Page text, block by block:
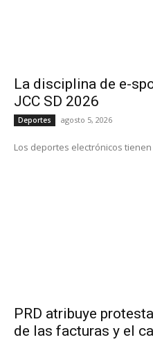
La disciplina de e-
JCC SD 2026
Deportes agosto 5, 2026
Los deportes electrónicos
PRD atribuye
de las facturas y el